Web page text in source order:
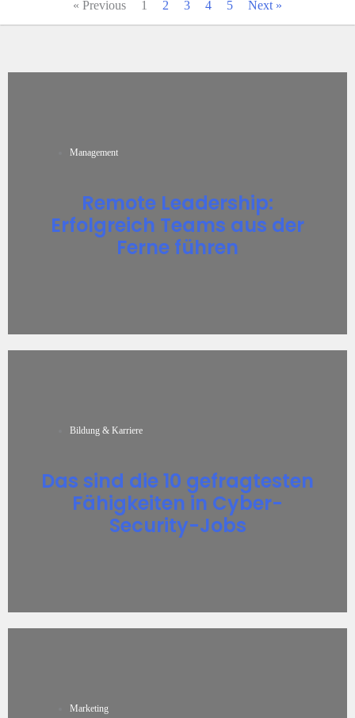
« Previous 1 2 3 4 5 Next »
Management
Remote Leadership:
Erfolgreich Teams aus der
Ferne führen
Bildung & Karriere
Das sind die 10 gefragtesten
Fähigkeiten in Cyber-
Security-Jobs
Marketing